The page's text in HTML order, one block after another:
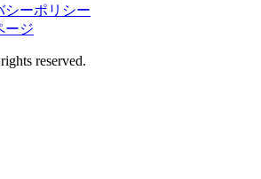
シーポリシー
ージ
reserved.